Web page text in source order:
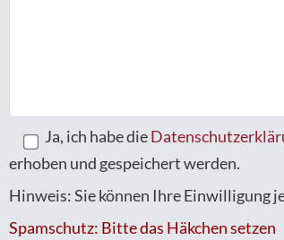
Ja, ich habe die
erhoben und gespeichert werden.
Hinweis: Sie können Ihre Einwilligung
Spamschutz: Bitte das Häkchen setzen